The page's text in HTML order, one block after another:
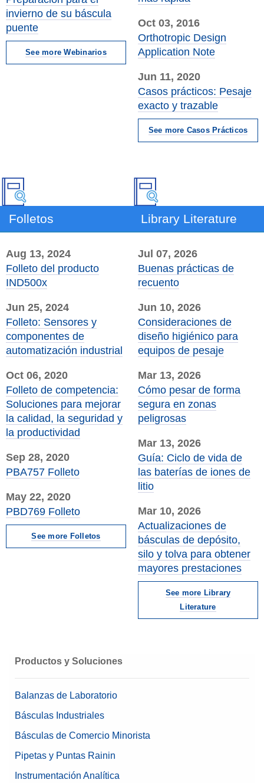
invierno de su báscula
puente
See more Webinarios
Oct 03, 2016
Orthotropic Design
Application Note
Jun 11, 2020
Casos prácticos: Pesaje
exacto y trazable
See more Casos Prácticos
Folletos
Aug 13, 2024
Folleto del producto
IND500x
Jun 25, 2024
Folleto: Sensores y
componentes de
automatización industrial
Oct 06, 2020
Folleto de competencia:
Soluciones para mejorar
la calidad, la seguridad y
la productividad
Sep 28, 2020
PBA757 Folleto
May 22, 2020
PBD769 Folleto
See more Folletos
Library Literature
Jul 07, 2026
Buenas prácticas de
recuento
Jun 10, 2026
Consideraciones de
diseño higiénico para
equipos de pesaje
Mar 13, 2026
Cómo pesar de forma
segura en zonas
peligrosas
Mar 13, 2026
Guía: Ciclo de vida de
las baterías de iones de
litio
Mar 10, 2026
Actualizaciones de
básculas de depósito,
silo y tolva para obtener
mayores prestaciones
See more Library
Literature
Productos y Soluciones
Balanzas de Laboratorio
Básculas Industriales
Básculas de Comercio Minorista
Pipetas y Puntas Rainin
Instrumentación Analítica